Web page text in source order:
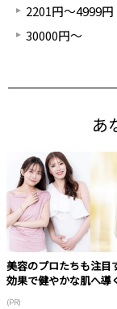
2201円～4999円
30000円～
あ
美容のプロたちも注目
効果で健やかな肌へ導
(PR)